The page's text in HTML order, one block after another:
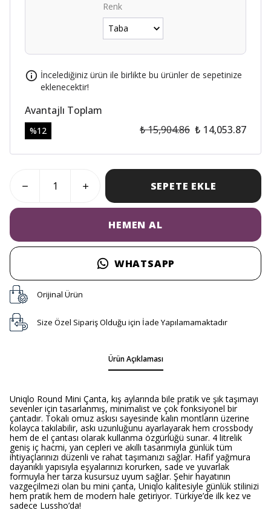
Renk
İncelediğiniz ürün ile birlikte bu ürünler de sepetinize
eklenecektir!
Avantajlı Toplam
%12 ₺ 15,904.86 ₺ 14,053.87
SEPETE EKLE
HEMEN AL
WHATSAPP
Orijinal Ürün
Size Özel Sipariş Olduğu için İade Yapılamamaktadır
Ürün Açıklaması
Uniqlo Round Mini Çanta, kış aylarında bile pratik ve şık taşımayı
sevenler için tasarlanmış, minimalist ve çok fonksiyonel bir
çantadır. Tokalı omuz askısı sayesinde kalın montların üzerine
kolayca takılabilir, askı uzunluğunu ayarlayarak hem crossbody
hem de el çantası olarak kullanma özgürlüğü sunar. 4 litrelik
geniş iç hacmi, yan cepleri ve akıllı tasarımıyla günlük tüm
ihtiyaçlarınızı düzenli ve rahat taşımanızı sağlar. Hafif yağmura
dayanıklı yapısıyla eşyalarınızı korurken, sade ve yuvarlak
formuyla her tarza kusursuz uyum sağlar. Şehir hayatının
vazgeçilmezi olan bu mini çanta, Uniqlo kalitesiyle günlük stilinizi
hem pratik hem de modern hale getiriyor. Türkiye’de ilk kez ve
sadece Lussho’da!